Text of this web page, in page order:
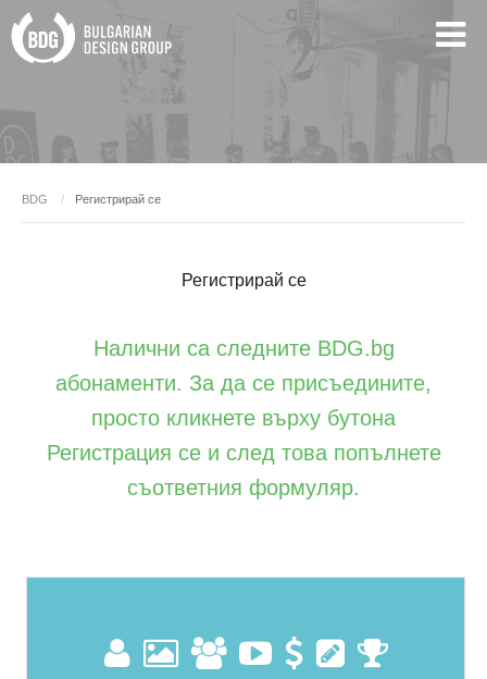
BDG Регистрирай се
Регистрирай се
Налични са следните BDG.bg
абонаменти. За да се присъедините,
просто кликнете върху бутона
Регистрация се и след това попълнете
съответния формуляр.